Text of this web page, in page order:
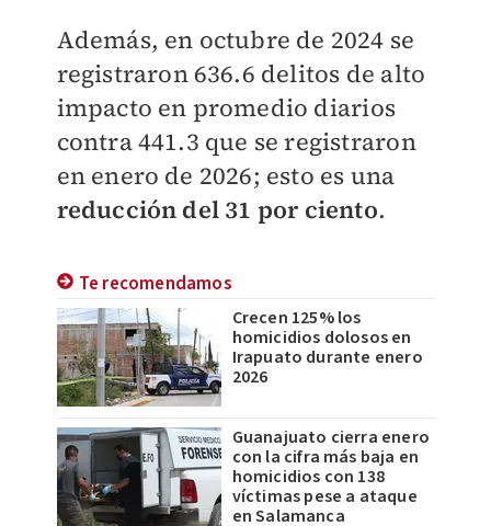
Además, en octubre de 2024 se
registraron 636.6 delitos de alto
impacto en promedio diarios
contra 441.3 que se registraron
en enero de 2026; esto es una
reducción del 31 por ciento.
Te recomendamos
Crecen 125% los
homicidios dolosos en
Irapuato durante enero
2026
Guanajuato cierra enero
con la cifra más baja en
homicidios con 138
víctimas pese a ataque
en Salamanca